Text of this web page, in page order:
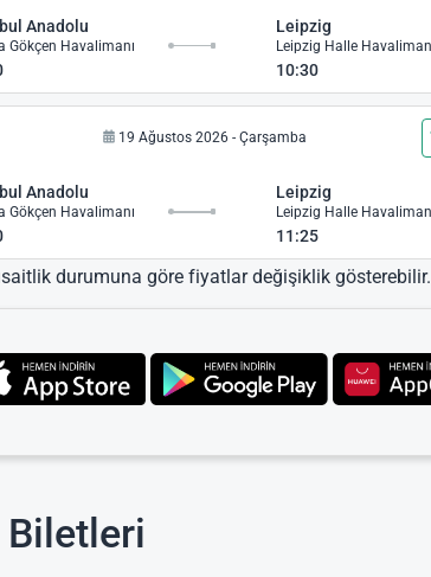
Anadolu
Gökçen Havalimanı
Leipzig
Leipzig Halle
10:30
19 Ağustos 2026 - Çarşamba
Anadolu
Gökçen Havalimanı
Leipzig
Leipzig Halle
11:25
durumuna göre fiyatlar değişiklik gösterebilir.
Biletleri